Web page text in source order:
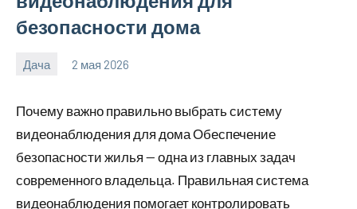
безопасности дома
Дача 2 мая 2026
calvinken_co
Почему важно правильно выбрать систему
видеонаблюдения для дома Обеспечение
безопасности жилья — одна из главных задач
современного владельца. Правильная система
видеонаблюдения помогает контролировать